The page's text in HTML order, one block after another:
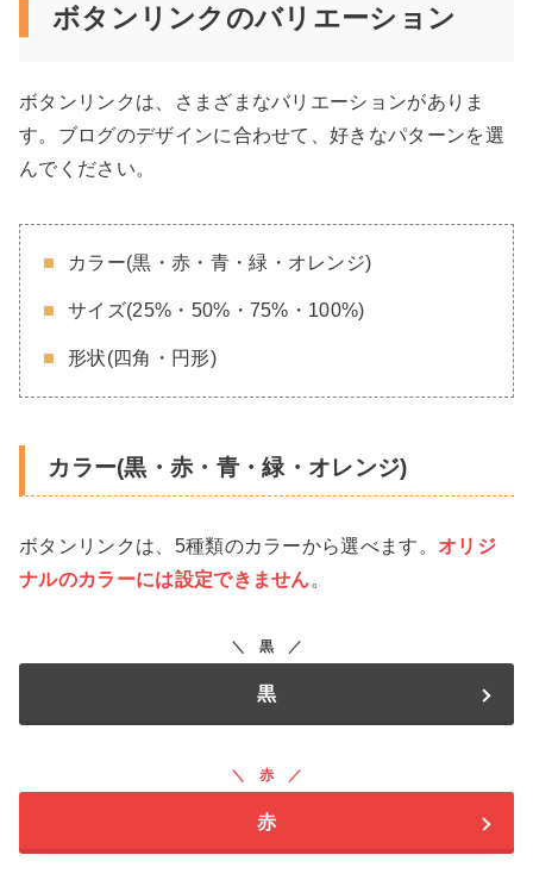
ボタンリンクのバリエーション
ボタンリンクは、さまざまなバリエーションがありま
す。ブログのデザインに合わせて、好きなパターンを選
んでください。
カラー(黒・赤・青・緑・オレンジ)
サイズ(25%・50%・75%・100%)
形状(四角・円形)
カラー(黒・赤・青・緑・オレンジ)
ボタンリンクは、5種類のカラーから選べます。 オリジ
ナルのカラーには設定できません。
黒
黒
赤
赤